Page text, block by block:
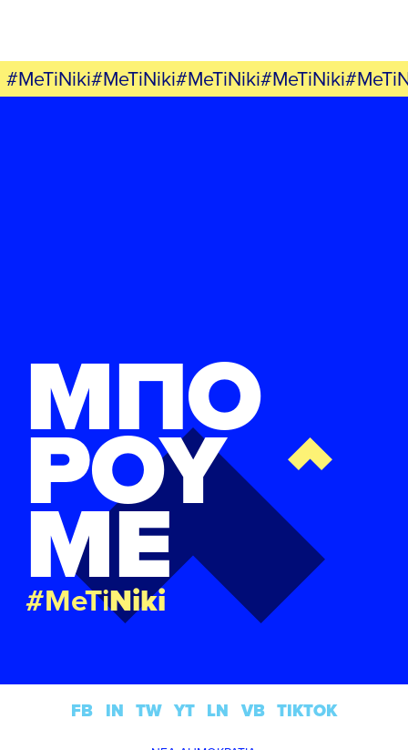
ΜΠΟ
ΡΟΥ
ΜΕ
#MeTiNiki
FB IN TW YT LN VB TIKTOK